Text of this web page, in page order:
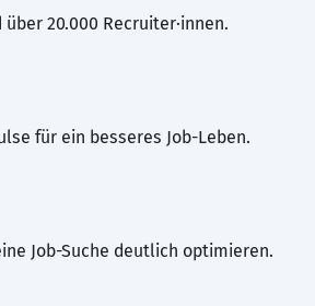
20.000 Recruiter·innen.
für ein besseres Job-Leben.
Job-Suche deutlich optimieren.